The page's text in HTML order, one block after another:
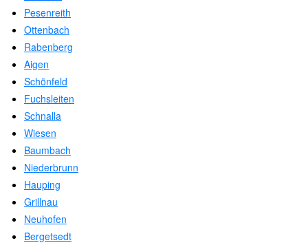
Pesenreith
Ottenbach
Rabenberg
Aigen
Schönfeld
Fuchsleiten
Schnalla
Wiesen
Baumbach
Niederbrunn
Hauping
Grillnau
Neuhofen
Bergetsedt